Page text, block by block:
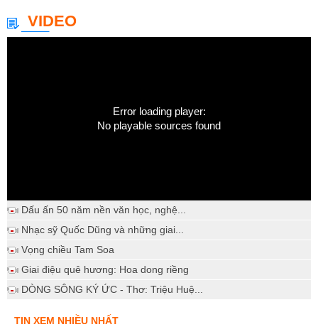
VIDEO
Error loading player:
No playable sources found
Dấu ấn 50 năm nền văn học, nghệ...
Nhạc sỹ Quốc Dũng và những giai...
Vọng chiều Tam Soa
Giai điệu quê hương: Hoa dong riềng
DÒNG SÔNG KÝ ỨC - Thơ: Triệu Huệ...
TIN XEM NHIỀU NHẤT